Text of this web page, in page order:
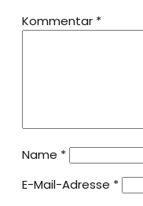
Kommentar *
Name *
E-Mail-Adresse *